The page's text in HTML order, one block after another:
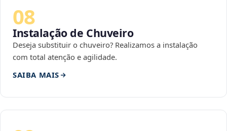
08
Instalação de Chuveiro
Deseja substituir o chuveiro? Realizamos a instalação
com total atenção e agilidade.
SAIBA MAIS